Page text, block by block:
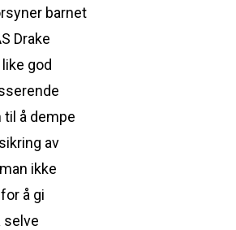
barnet
Drake
god
til å dempe
av
ikke
å gi
selve